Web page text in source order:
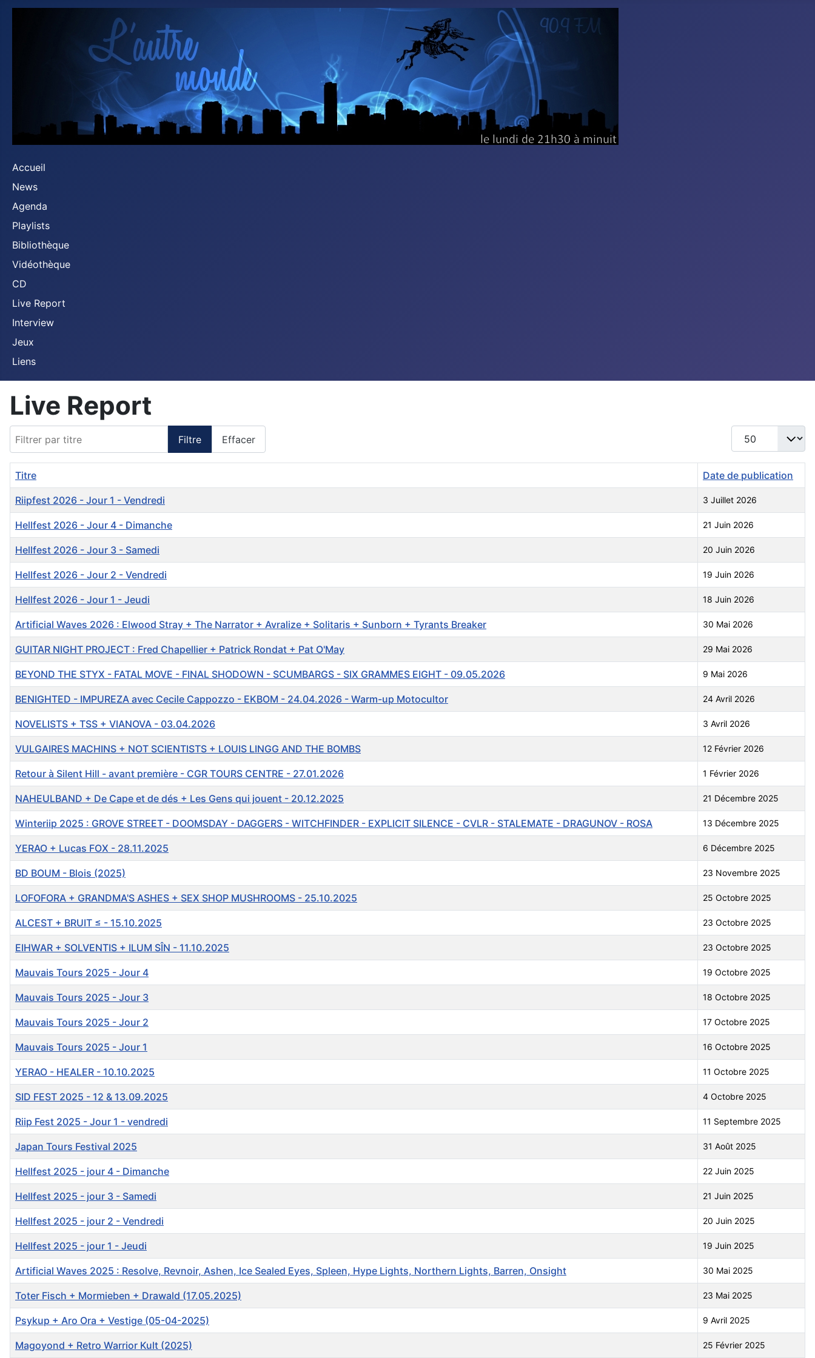
Accueil
News
Agenda
Playlists
Bibliothèque
Vidéothèque
CD
Live Report
Interview
Jeux
Liens
Live Report
Filtre Effacer
Afficher #
Titre Date de publication
Riipfest 2026 - Jour 1 - Vendredi 3 Juillet 2026
Hellfest 2026 - Jour 4 - Dimanche 21 Juin 2026
Hellfest 2026 - Jour 3 - Samedi 20 Juin 2026
Hellfest 2026 - Jour 2 - Vendredi 19 Juin 2026
Hellfest 2026 - Jour 1 - Jeudi 18 Juin 2026
Artificial Waves 2026 : Elwood Stray + The Narrator + Avralize + Solitaris + Sunborn + Tyrants Breaker 30 Mai 2026
GUITAR NIGHT PROJECT : Fred Chapellier + Patrick Rondat + Pat O'May 29 Mai 2026
BEYOND THE STYX - FATAL MOVE - FINAL SHODOWN - SCUMBARGS - SIX GRAMMES EIGHT - 09.05.2026 9 Mai 2026
BENIGHTED - IMPUREZA avec Cecile Cappozzo - EKBOM - 24.04.2026 - Warm-up Motocultor 24 Avril 2026
NOVELISTS + TSS + VIANOVA - 03.04.2026 3 Avril 2026
VULGAIRES MACHINS + NOT SCIENTISTS + LOUIS LINGG AND THE BOMBS 12 Février 2026
Retour à Silent Hill - avant première - CGR TOURS CENTRE - 27.01.2026 1 Février 2026
NAHEULBAND + De Cape et de dés + Les Gens qui jouent - 20.12.2025 21 Décembre 2025
Winteriip 2025 : GROVE STREET - DOOMSDAY - DAGGERS - WITCHFINDER - EXPLICIT SILENCE - CVLR - STALEMATE - DRAGUNOV - ROSA 13 Décembre 2025
YERAO + Lucas FOX - 28.11.2025 6 Décembre 2025
BD BOUM - Blois (2025) 23 Novembre 2025
LOFOFORA + GRANDMA'S ASHES + SEX SHOP MUSHROOMS - 25.10.2025 25 Octobre 2025
ALCEST + BRUIT ≤ - 15.10.2025 23 Octobre 2025
EIHWAR + SOLVENTIS + ILUM SÎN - 11.10.2025 23 Octobre 2025
Mauvais Tours 2025 - Jour 4 19 Octobre 2025
Mauvais Tours 2025 - Jour 3 18 Octobre 2025
Mauvais Tours 2025 - Jour 2 17 Octobre 2025
Mauvais Tours 2025 - Jour 1 16 Octobre 2025
YERAO - HEALER - 10.10.2025 11 Octobre 2025
SID FEST 2025 - 12 & 13.09.2025 4 Octobre 2025
Riip Fest 2025 - Jour 1 - vendredi 11 Septembre 2025
Japan Tours Festival 2025 31 Août 2025
Hellfest 2025 - jour 4 - Dimanche 22 Juin 2025
Hellfest 2025 - jour 3 - Samedi 21 Juin 2025
Hellfest 2025 - jour 2 - Vendredi 20 Juin 2025
Hellfest 2025 - jour 1 - Jeudi 19 Juin 2025
Artificial Waves 2025 : Resolve, Revnoir, Ashen, Ice Sealed Eyes, Spleen, Hype Lights, Northern Lights, Barren, Onsight 30 Mai 2025
Toter Fisch + Mormieben + Drawald (17.05.2025) 23 Mai 2025
Psykup + Aro Ora + Vestige (05-04-2025) 9 Avril 2025
Magoyond + Retro Warrior Kult (2025) 25 Février 2025